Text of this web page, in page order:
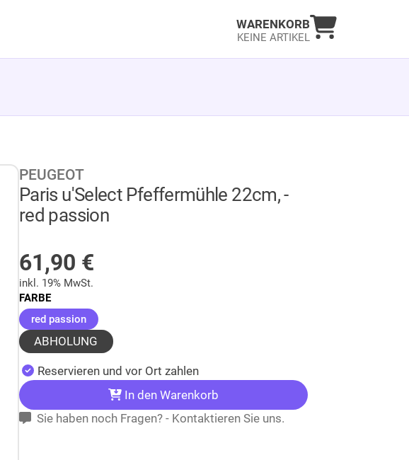
WARENKORB
KEINE ARTIKEL
Warenkorb
PEUGEOT
Paris u'Select Pfeffermühle 22cm, -
red passion
61,90 €
inkl. 19% MwSt.
FARBE
red passion(ausgewählt)
ABHOLUNG
Reservieren und vor Ort zahlen
In den Warenkorb
Sie haben noch Fragen? - Kontaktieren Sie uns.